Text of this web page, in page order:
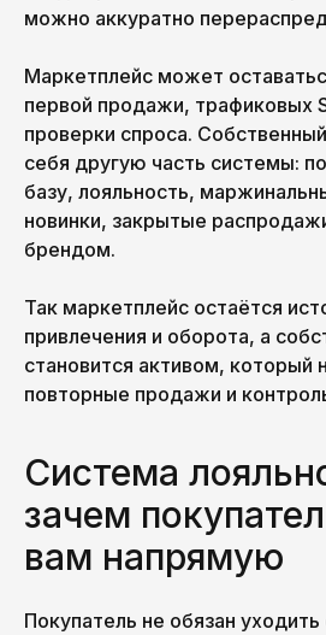
можно аккуратно
Маркетплейс может
первой продажи, трафиковых
проверки спроса.
себя другую часть системы:
базу, лояльность,
новинки, закрытые
брендом.
Так маркетплейс остаётся
привлечения и оборота, а
становится активом, который
повторные продажи и
Система
зачем
вам напрямую
Покупатель не обязан